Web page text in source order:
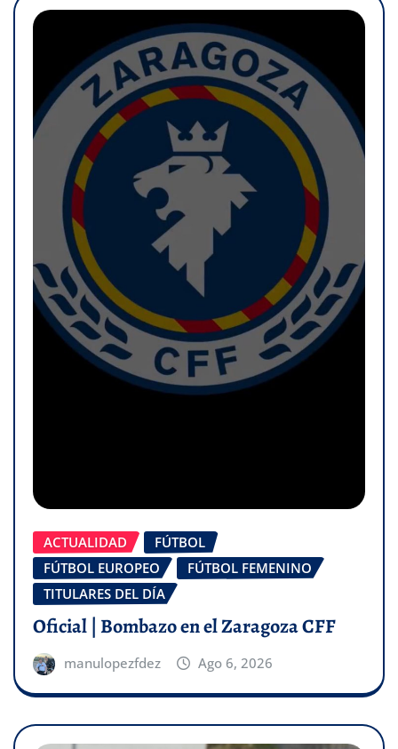
ACTUALIDAD
FÚTBOL
FÚTBOL EUROPEO
FÚTBOL FEMENINO
TITULARES DEL DÍA
Oficial | Bombazo en el Zaragoza CFF
manulopezfdez Ago 6, 2026